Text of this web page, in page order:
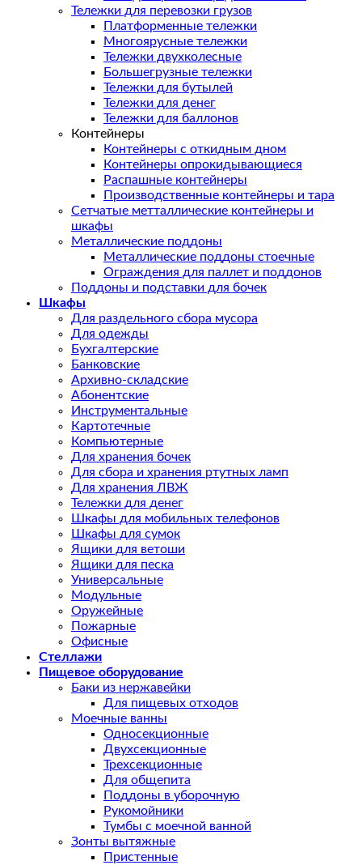
Тележки для перевозки грузов
Платформенные тележки
Многоярусные тележки
Тележки двухколесные
Большегрузные тележки
Тележки для бутылей
Тележки для денег
Тележки для баллонов
Контейнеры
Контейнеры с откидным дном
Контейнеры опрокидывающиеся
Распашные контейнеры
Производственные контейнеры и тара
Сетчатые метталлические контейнеры и
шкафы
Металлические поддоны
Металлические поддоны стоечные
Ограждения для паллет и поддонов
Поддоны и подставки для бочек
Шкафы
Для раздельного сбора мусора
Для одежды
Бухгалтерские
Банковские
Архивно-складские
Абонентские
Инструментальные
Картотечные
Компьютерные
Для хранения бочек
Для сбора и хранения ртутных ламп
Для хранения ЛВЖ
Тележки для денег
Шкафы для мобильных телефонов
Шкафы для сумок
Ящики для ветоши
Ящики для песка
Универсальные
Модульные
Оружейные
Пожарные
Офисные
Стеллажи
Пищевое оборудование
Баки из нержавейки
Для пищевых отходов
Моечные ванны
Односекционные
Двухсекционные
Трехсекционные
Для общепита
Поддоны в уборочную
Рукомойники
Тумбы с моечной ванной
Зонты вытяжные
Пристенные